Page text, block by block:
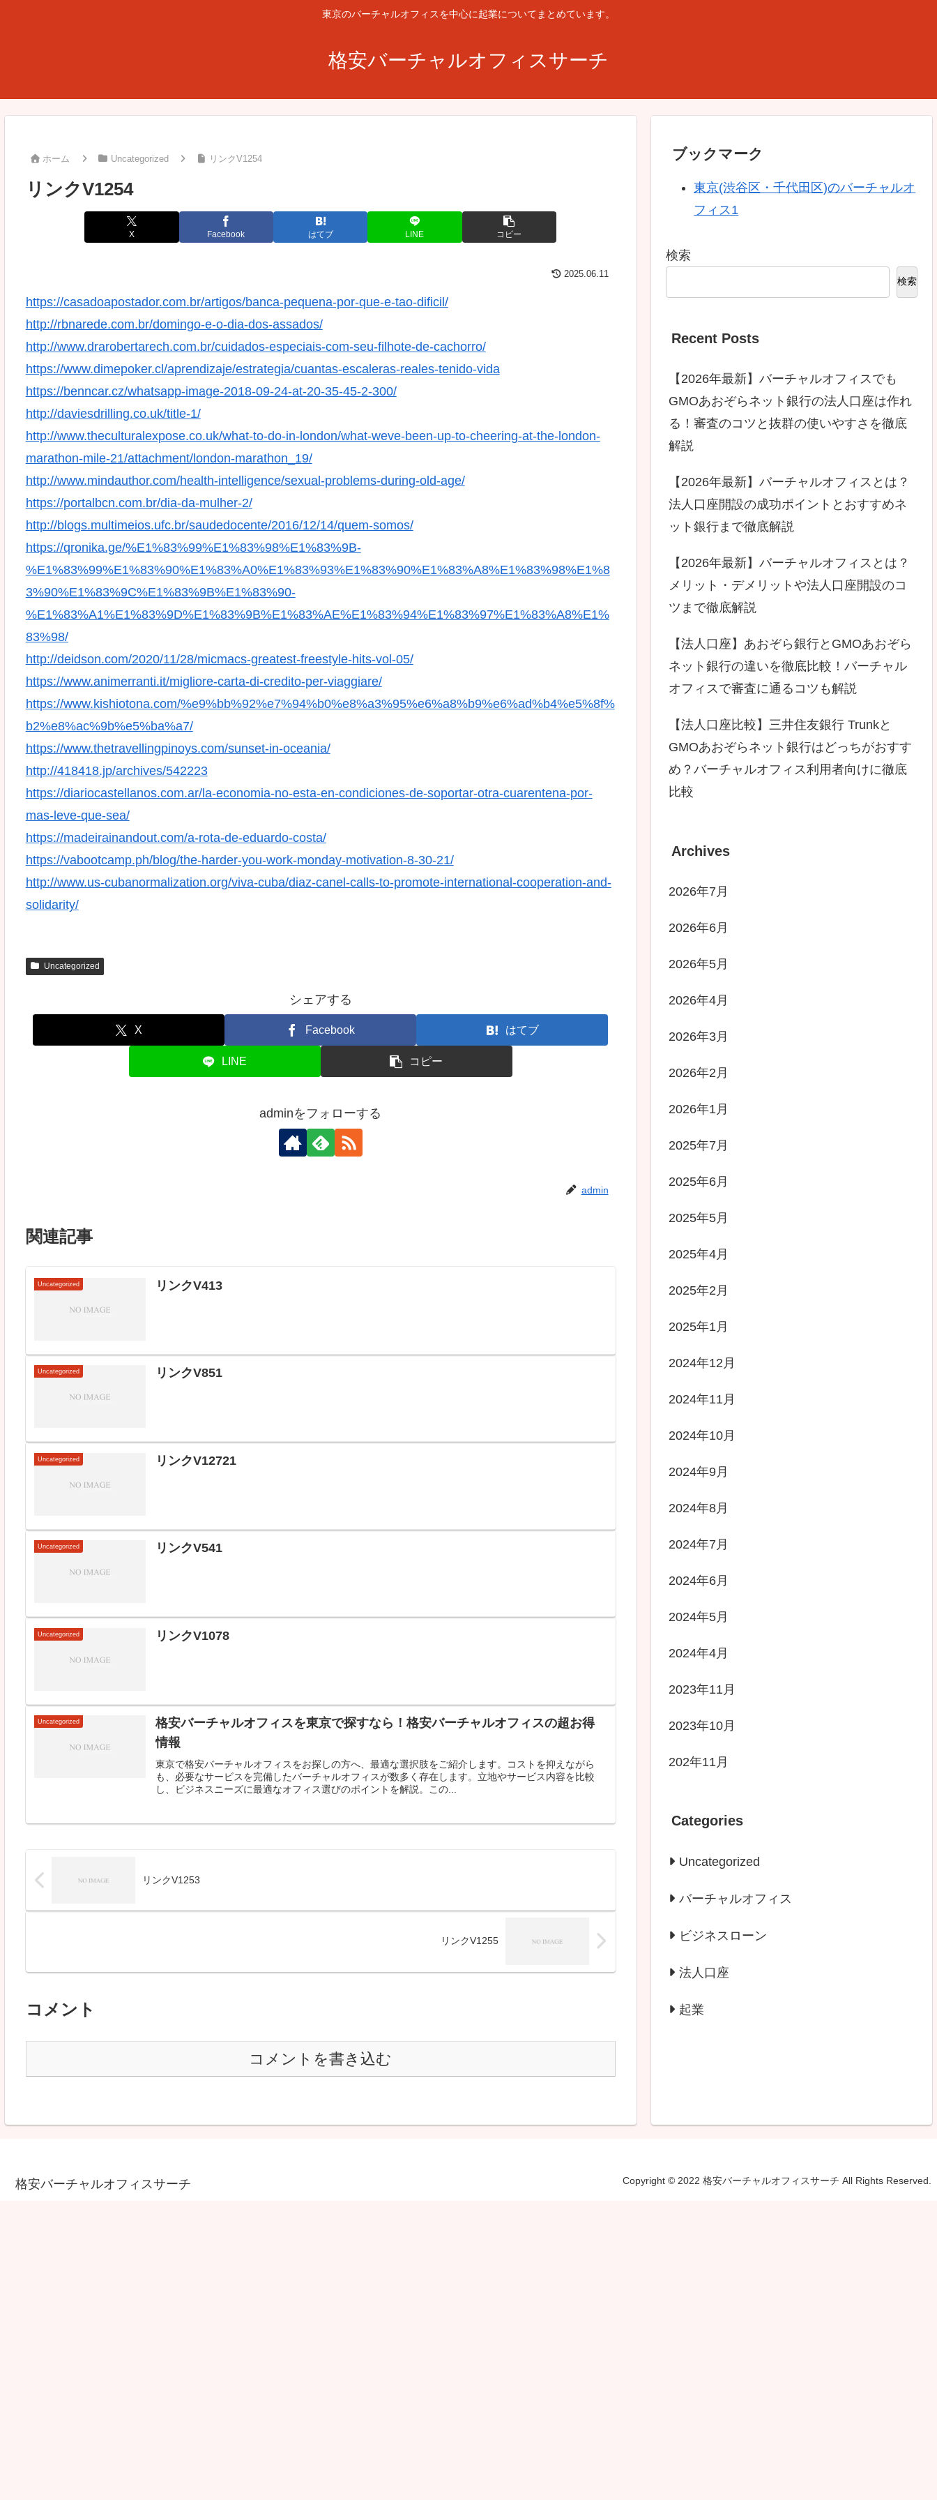
東京のバーチャルオフィスを中心に起業についてまとめています。
格安バーチャルオフィスサーチ
ホーム Uncategorized リンクV1254
リンクV1254
X Facebook はてブ LINE コピー
2025.06.11
https://casadoapostador.com.br/artigos/banca-pequena-por-que-e-tao-dificil/
http://rbnarede.com.br/domingo-e-o-dia-dos-assados/
http://www.drarobertarech.com.br/cuidados-especiais-com-seu-filhote-de-cachorro/
https://www.dimepoker.cl/aprendizaje/estrategia/cuantas-escaleras-reales-tenido-vida
https://benncar.cz/whatsapp-image-2018-09-24-at-20-35-45-2-300/
http://daviesdrilling.co.uk/title-1/
http://www.theculturalexpose.co.uk/what-to-do-in-london/what-weve-been-up-to-cheering-at-the-london-
marathon-mile-21/attachment/london-marathon_19/
http://www.mindauthor.com/health-intelligence/sexual-problems-during-old-age/
https://portalbcn.com.br/dia-da-mulher-2/
http://blogs.multimeios.ufc.br/saudedocente/2016/12/14/quem-somos/
https://qronika.ge/%E1%83%99%E1%83%98%E1%83%9B-
%E1%83%99%E1%83%90%E1%83%A0%E1%83%93%E1%83%90%E1%83%A8%E1%83%98%E1%8
3%90%E1%83%9C%E1%83%9B%E1%83%90-
%E1%83%A1%E1%83%9D%E1%83%9B%E1%83%AE%E1%83%94%E1%83%97%E1%83%A8%E1%
83%98/
http://deidson.com/2020/11/28/micmacs-greatest-freestyle-hits-vol-05/
https://www.animerranti.it/migliore-carta-di-credito-per-viaggiare/
https://www.kishiotona.com/%e9%bb%92%e7%94%b0%e8%a3%95%e6%a8%b9%e6%ad%b4%e5%8f%
b2%e8%ac%9b%e5%ba%a7/
https://www.thetravellingpinoys.com/sunset-in-oceania/
http://418418.jp/archives/542223
https://diariocastellanos.com.ar/la-economia-no-esta-en-condiciones-de-soportar-otra-cuarentena-por-
mas-leve-que-sea/
https://madeirainandout.com/a-rota-de-eduardo-costa/
https://vabootcamp.ph/blog/the-harder-you-work-monday-motivation-8-30-21/
http://www.us-cubanormalization.org/viva-cuba/diaz-canel-calls-to-promote-international-cooperation-and-
solidarity/
Uncategorized
シェアする
X Facebook はてブ
LINE コピー
adminをフォローする
admin
関連記事
Uncategorized リンクV413
Uncategorized リンクV851
Uncategorized リンクV12721
Uncategorized リンクV541
Uncategorized リンクV1078
Uncategorized
格安バーチャルオフィスを東京で探すなら！格安バーチャルオフィスの超お得
情報
東京で格安バーチャルオフィスをお探しの方へ、最適な選択肢をご紹介します。コストを抑えながら
も、必要なサービスを完備したバーチャルオフィスが数多く存在します。立地やサービス内容を比較
し、ビジネスニーズに最適なオフィス選びのポイントを解説。この...
リンクV1253
リンクV1255
コメント
コメントを書き込む
ブックマーク
東京(渋谷区・千代田区)のバーチャルオ
フィス1
検索
検索
Recent Posts
【2026年最新】バーチャルオフィスでも
GMOあおぞらネット銀行の法人口座は作れ
る！審査のコツと抜群の使いやすさを徹底
解説
【2026年最新】バーチャルオフィスとは？
法人口座開設の成功ポイントとおすすめネ
ット銀行まで徹底解説
【2026年最新】バーチャルオフィスとは？
メリット・デメリットや法人口座開設のコ
ツまで徹底解説
【法人口座】あおぞら銀行とGMOあおぞら
ネット銀行の違いを徹底比較！バーチャル
オフィスで審査に通るコツも解説
【法人口座比較】三井住友銀行 Trunkと
GMOあおぞらネット銀行はどっちがおすす
め？バーチャルオフィス利用者向けに徹底
比較
Archives
2026年7月
2026年6月
2026年5月
2026年4月
2026年3月
2026年2月
2026年1月
2025年7月
2025年6月
2025年5月
2025年4月
2025年2月
2025年1月
2024年12月
2024年11月
2024年10月
2024年9月
2024年8月
2024年7月
2024年6月
2024年5月
2024年4月
2023年11月
2023年10月
202年11月
Categories
Uncategorized
バーチャルオフィス
ビジネスローン
法人口座
起業
格安バーチャルオフィスサーチ Copyright © 2022 格安バーチャルオフィスサーチ All Rights Reserved.